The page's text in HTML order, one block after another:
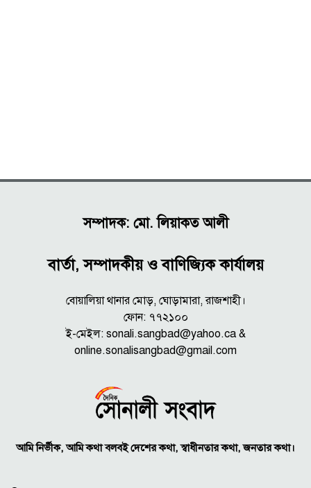
সম্পাদক: মো. লিয়াকত আলী
বার্তা, সম্পাদকীয় ও বাণিজ্যিক কার্যালয়
বোয়ালিয়া থানার মোড়, ঘোড়ামারা, রাজশাহী।
ফোন: ৭৭২১০০
ই-মেইল: sonali.sangbad@yahoo.ca &
online.sonalisangbad@gmail.com
আমি নির্ভীক, আমি কথা বলবই দেশের কথা, স্বাধীনতার কথা, জনতার কথা।